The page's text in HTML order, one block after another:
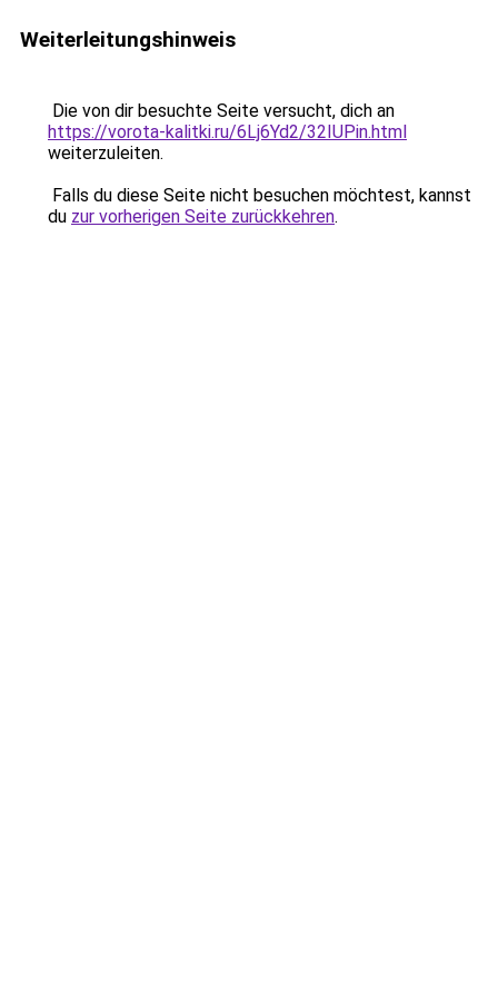
Weiterleitungshinweis
Die von dir besuchte Seite versucht, dich an
https://vorota-kalitki.ru/6Lj6Yd2/32IUPin.html
weiterzuleiten.
Falls du diese Seite nicht besuchen möchtest, kannst
du zur vorherigen Seite zurückkehren.